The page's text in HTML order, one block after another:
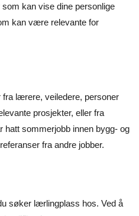
kan vise dine personlige
kan være relevante for
lærere, veiledere, personer
prosjekter, eller fra
hatt sommerjobb innen bygg- og
fra andre jobber.
søker lærlingplass hos. Ved å